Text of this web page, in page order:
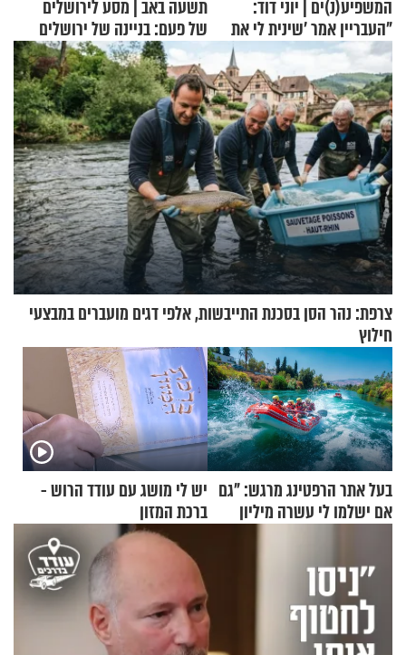
המשפיע(נ)ים | יוני דוד:
"העבריין אמר 'שינית לי את
החיים מהקצה אל הקצה'"
תשעה באב | מסע לירושלים
של פעם: בניינה של ירושלים
צרפת: נהר הסן בסכנת התייבשות, אלפי דגים מועברים במבצעי
חילוץ
בעל אתר הרפטינג מרגש: "גם
אם ישלמו לי עשרה מיליון
יש לי מושג עם עודד הרוש -
ברכת המזון